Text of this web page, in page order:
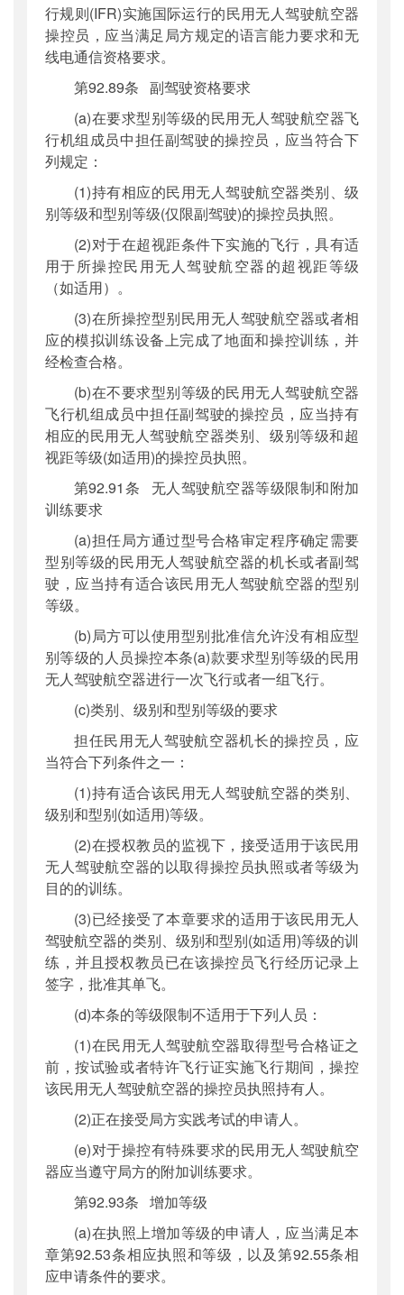
行规则(IFR)实施国际运行的民用无人驾驶航空器
操控员，应当满足局方规定的语言能力要求和无
线电通信资格要求。
第92.89条 副驾驶资格要求
(a)在要求型别等级的民用无人驾驶航空器飞
行机组成员中担任副驾驶的操控员，应当符合下
列规定：
(1)持有相应的民用无人驾驶航空器类别、级
别等级和型别等级(仅限副驾驶)的操控员执照。
(2)对于在超视距条件下实施的飞行，具有适
用于所操控民用无人驾驶航空器的超视距等级
（如适用）。
(3)在所操控型别民用无人驾驶航空器或者相
应的模拟训练设备上完成了地面和操控训练，并
经检查合格。
(b)在不要求型别等级的民用无人驾驶航空器
飞行机组成员中担任副驾驶的操控员，应当持有
相应的民用无人驾驶航空器类别、级别等级和超
视距等级(如适用)的操控员执照。
第92.91条 无人驾驶航空器等级限制和附加
训练要求
(a)担任局方通过型号合格审定程序确定需要
型别等级的民用无人驾驶航空器的机长或者副驾
驶，应当持有适合该民用无人驾驶航空器的型别
等级。
(b)局方可以使用型别批准信允许没有相应型
别等级的人员操控本条(a)款要求型别等级的民用
无人驾驶航空器进行一次飞行或者一组飞行。
(c)类别、级别和型别等级的要求
担任民用无人驾驶航空器机长的操控员，应
当符合下列条件之一：
(1)持有适合该民用无人驾驶航空器的类别、
级别和型别(如适用)等级。
(2)在授权教员的监视下，接受适用于该民用
无人驾驶航空器的以取得操控员执照或者等级为
目的的训练。
(3)已经接受了本章要求的适用于该民用无人
驾驶航空器的类别、级别和型别(如适用)等级的训
练，并且授权教员已在该操控员飞行经历记录上
签字，批准其单飞。
(d)本条的等级限制不适用于下列人员：
(1)在民用无人驾驶航空器取得型号合格证之
前，按试验或者特许飞行证实施飞行期间，操控
该民用无人驾驶航空器的操控员执照持有人。
(2)正在接受局方实践考试的申请人。
(e)对于操控有特殊要求的民用无人驾驶航空
器应当遵守局方的附加训练要求。
第92.93条 增加等级
(a)在执照上增加等级的申请人，应当满足本
章第92.53条相应执照和等级，以及第92.55条相
应申请条件的要求。